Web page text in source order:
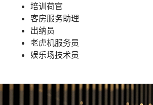
培训荷官
客房服务助理
出纳员
老虎机服务员
娱乐场技术员